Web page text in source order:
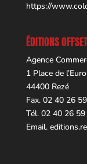
https://
ÉDITIONS
Agence
1 Place de
44400 Rezé
Fax. 02 40 26
Tél. 02 40 26
Email.